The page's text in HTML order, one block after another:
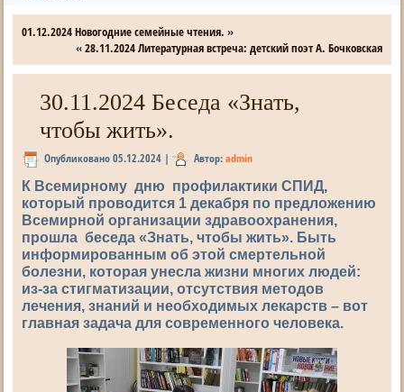
01.12.2024 Новогодние семейные чтения. »
«28.11.2024 Литературная встреча: детский поэт А. Бочковская
30.11.2024 Беседа «Знать,
чтобы жить».
Опубликовано 05.12.2024 | Автор: admin
К Всемирному дню профилактики СПИД,
который проводится 1 декабря по предложению
Всемирной организации здравоохранения,
прошла беседа «Знать, чтобы жить». Быть
информированным об этой смертельной
болезни, которая унесла жизни многих людей:
из-за стигматизации, отсутствия методов
лечения, знаний и необходимых лекарств – вот
главная задача для современного человека.